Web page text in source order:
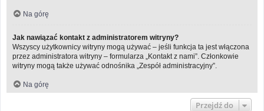
Na górę
Jak nawiązać kontakt z administratorem witryny?
Wszyscy użytkownicy witryny mogą używać – jeśli funkcja ta jest włączona
przez administratora witryny – formularza „Kontakt z nami”. Członkowie
witryny mogą także używać odnośnika „Zespół administracyjny”.
Na górę
Przejdź do